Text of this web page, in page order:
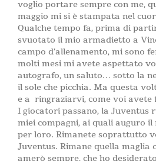
voglio portare sempre con me,
maggio mi si è stampata nel
Qualche tempo fa, prima di
svuotato il mio armadietto a
campo d’allenamento, mi sono
molti mesi mi avete aspettato
autografo, un saluto… sotto la
il sole che picchia. Ma questa
e a ringraziarvi, come voi avete
I giocatori passano, la Juventus
miei compagni, ai quali auguro
per loro. Rimanete soprattutto
Juventus. Rimane quella maglia
amerò sempre, che ho